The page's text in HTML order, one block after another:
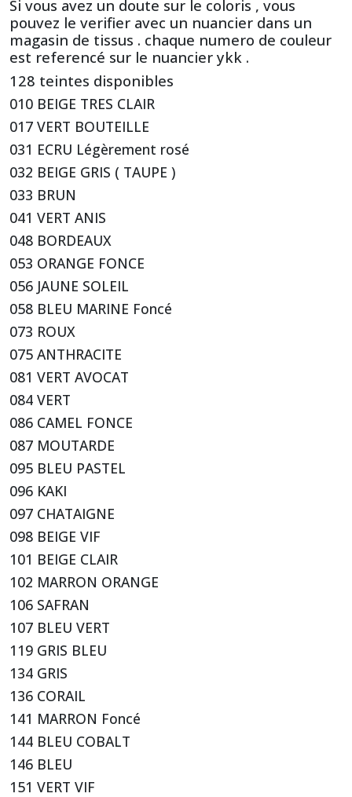
Si vous avez un doute sur le coloris , vous
pouvez le verifier avec un nuancier dans un
magasin de tissus . chaque numero de couleur
est referencé sur le nuancier ykk .
128 teintes disponibles
010 BEIGE TRES CLAIR
017 VERT BOUTEILLE
031 ECRU Légèrement rosé
032 BEIGE GRIS ( TAUPE )
033 BRUN
041 VERT ANIS
048 BORDEAUX
053 ORANGE FONCE
056 JAUNE SOLEIL
058 BLEU MARINE Foncé
073 ROUX
075 ANTHRACITE
081 VERT AVOCAT
084 VERT
086 CAMEL FONCE
087 MOUTARDE
095 BLEU PASTEL
096 KAKI
097 CHATAIGNE
098 BEIGE VIF
101 BEIGE CLAIR
102 MARRON ORANGE
106 SAFRAN
107 BLEU VERT
119 GRIS BLEU
134 GRIS
136 CORAIL
141 MARRON Foncé
144 BLEU COBALT
146 BLEU
151 VERT VIF